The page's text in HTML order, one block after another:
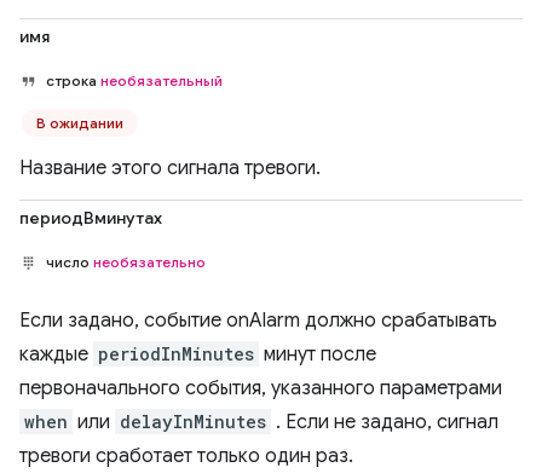
имя
строка необязательный
В ожидании
Название этого сигнала тревоги.
периодВминутах
число необязательно
Если задано, событие onAlarm должно срабатывать
каждые periodInMinutes минут после
первоначального события, указанного параметрами
when или delayInMinutes . Если не задано, сигнал
тревоги сработает только один раз.